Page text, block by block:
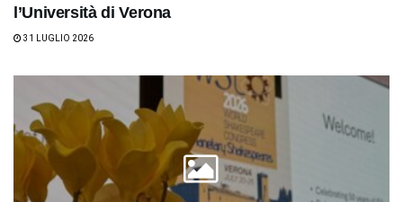
l’Università di Verona
31 LUGLIO 2026